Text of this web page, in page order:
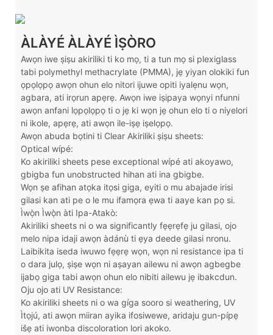
ÀLÀYÉ ÀLÀYÉ ÌṢÒRO
Awọn iwe ṣiṣu akiriliki ti ko mọ, ti a tun mọ si plexiglass
tabi polymethyl methacrylate (PMMA), jẹ yiyan olokiki fun
ọpọlọpọ awọn ohun elo nitori ijuwe opiti iyalẹnu wọn,
agbara, ati irọrun apẹrẹ. Awọn iwe iṣipaya wọnyi nfunni
awọn anfani lọpọlọpọ ti o jẹ ki wọn jẹ ohun elo ti o niyelori
ni ikole, apẹrẹ, ati awọn ile-iṣẹ iṣelọpọ.
Awọn abuda bọtini ti Clear Akiriliki ṣiṣu sheets:
Optical wípé:
Ko akiriliki sheets pese exceptional wípé ati akoyawo,
gbigba fun unobstructed hihan ati ina gbigbe.
Wọn ṣe afihan atọka itọsi giga, eyiti o mu abajade irisi
gilasi kan ati pe o le mu ifamọra ẹwa ti aaye kan pọ si.
Ìwọ̀n Ìwọ̀n àti Ipa-Atakò:
Akiriliki sheets ni o wa significantly fẹẹrẹfẹ ju gilasi, ojo
melo nipa idaji awọn àdánù ti ẹya deede gilasi nronu.
Laibikita iseda iwuwo fẹẹrẹ wọn, wọn ni resistance ipa ti
o dara julọ, ṣiṣe wọn ni aṣayan ailewu ni awọn agbegbe
ijabọ giga tabi awọn ohun elo nibiti ailewu jẹ ibakcdun.
Oju ojo ati UV Resistance:
Ko akiriliki sheets ni o wa gíga sooro si weathering, UV
Ìtọjú, ati awọn miiran ayika ifosiwewe, aridaju gun-pípẹ
išẹ ati iwonba discoloration lori akoko.